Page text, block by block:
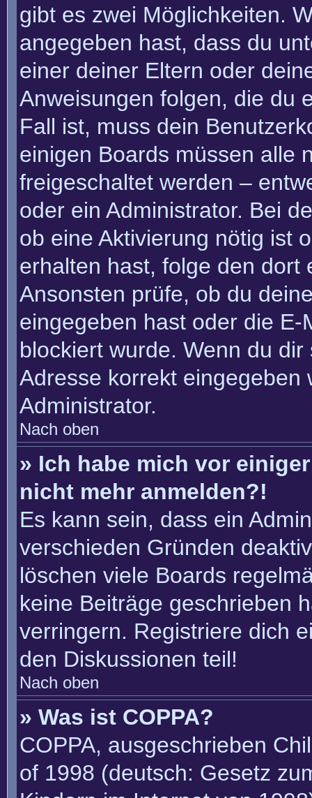
gibt es zwei Möglichkeiten.
angegeben hast, dass du
einer deiner Eltern oder
Anweisungen folgen, die du
Fall ist, muss dein
einigen Boards müssen alle
freigeschaltet werden –
oder ein Administrator. Bei
ob eine Aktivierung nötig ist
erhalten hast, folge den dort
Ansonsten prüfe, ob du
eingegeben hast oder die
blockiert wurde. Wenn du
Adresse korrekt
Administrator.
Nach oben
» Ich habe mich vor
nicht mehr anmelden?!
Es kann sein, dass ein
verschieden Gründen
löschen viele Boards
keine Beiträge geschrieben
verringern. Registriere dich
den Diskussionen teil!
Nach oben
» Was ist COPPA?
COPPA, ausgeschrieben
of 1998 (deutsch: Gesetz